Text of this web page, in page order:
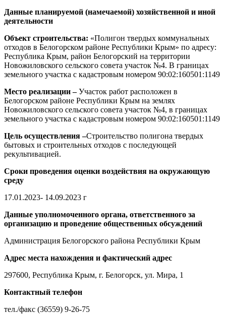
Данные планируемой (намечаемой) хозяйственной и иной
деятельности
Объект строительства: «Полигон твердых коммунальных
отходов в Белогорском районе Республики Крым» по адресу:
Республика Крым, район Белогорский на территории
Новожиловского сельского совета участок №4. В границах
земельного участка с кадастровым номером 90:02:160501:1149
Место реализации –Участок работ расположен в
Белогорском районе Республики Крым на землях
Новожиловского сельского совета участок №4, в границах
земельного участка с кадастровым номером 90:02:160501:1149
Цель осуществления –Строительство полигона твердых
бытовых и строительных отходов с последующей
рекультивацией.
Сроки проведения оценки воздействия на окружающую
среду
17.01.2023- 14.09.2023 г
Данные уполномоченного органа, ответственного за
организацию и проведение общественных обсуждений
Администрация Белогорского района Республики Крым
Адрес места нахождения и фактический адрес
297600, Республика Крым, г. Белогорск, ул. Мира, 1
Контактный телефон
тел./факс (36559) 9-26-75